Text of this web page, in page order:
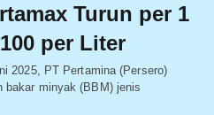
Turun per 1
per Liter
2025, PT Pertamina (Persero)
bakar minyak (BBM) jenis